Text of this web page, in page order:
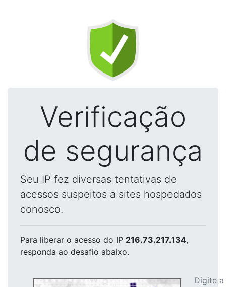
Verificação
de segurança
Seu IP fez diversas tentativas de
acessos suspeitos a sites hospedados
conosco.
Para liberar o acesso do IP 216.73.217.134,
responda ao desafio abaixo.
Digite